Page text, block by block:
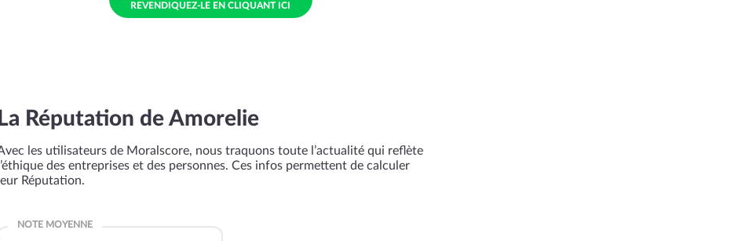
REVENDIQUEZ-LE EN CLIQUANT ICI
La Réputation de Amorelie
les utilisateurs de Moralscore, nous traquons toute l’actualité qui reflète
l’éthique des entreprises et des personnes. Ces infos permettent de calculer
leur Réputation.